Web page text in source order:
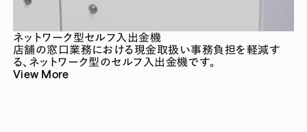
ネットワーク型セルフ入出金機
店舗の窓口業務における現金取扱い事務負担を軽減す
る、ネットワーク型のセルフ入出金機です。
View More